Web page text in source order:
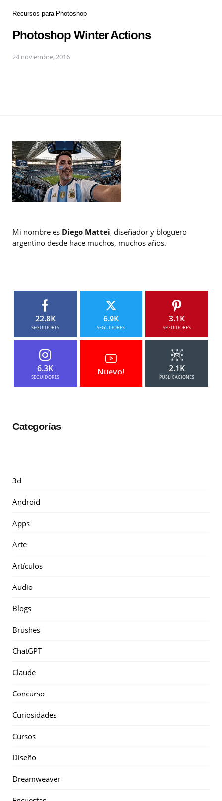
Recursos para Photoshop
Photoshop Winter Actions
24 noviembre, 2016
Mi nombre es Diego Mattei, diseñador y bloguero
argentino desde hace muchos, muchos años.
22.8K
SEGUIDORES
6.9K
SEGUIDORES
3.1K
SEGUIDORES
6.3K
SEGUIDORES
Nuevo! 2.1K
PUBLICACIONES
Categorías
3d
Android
Apps
Arte
Artículos
Audio
Blogs
Brushes
ChatGPT
Claude
Concurso
Curiosidades
Cursos
Diseño
Dreamweaver